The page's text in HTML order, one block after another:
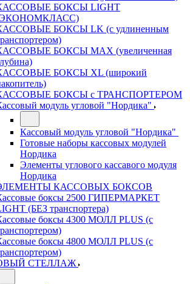
БОКСЫ LIGHT
БОКСЫ LK (с удлиненным
БОКСЫ MAX (увеличенная
БОКСЫ XL (широкий
БОКСЫ с ТРАНСПОРТЕРОМ
модуль угловой "Нордика"
Кассовый модуль угловой "Нордика"
Готовые наборы кассовых модулей
Нордика
Элементы углового кассавого модуля
Нордика
КАССОВЫХ БОКСОВ
боксы 2500 ГИПЕРМАРКЕТ
(БЕЗ транспортера)
боксы 4300 МОЛЛ PLUS (с
боксы 4800 МОЛЛ PLUS (с
СТЕЛЛАЖ